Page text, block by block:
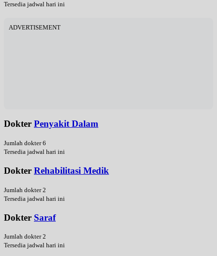
Tersedia jadwal hari ini
ADVERTISEMENT
Dokter Penyakit Dalam
Jumlah dokter 6
Tersedia jadwal hari ini
Dokter Rehabilitasi Medik
Jumlah dokter 2
Tersedia jadwal hari ini
Dokter Saraf
Jumlah dokter 2
Tersedia jadwal hari ini